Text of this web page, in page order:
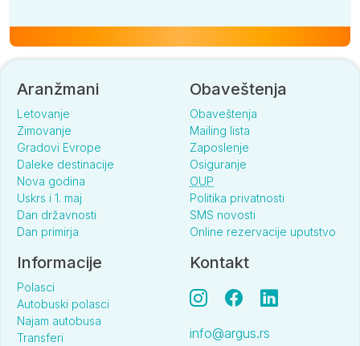
Aranžmani
Letovanje
Zimovanje
Gradovi Evrope
Daleke destinacije
Nova godina
Uskrs i 1. maj
Dan državnosti
Dan primirja
Obaveštenja
Obaveštenja
Mailing lista
Zaposlenje
Osiguranje
OUP
Politika privatnosti
SMS novosti
Online rezervacije uputstvo
Informacije
Polasci
Autobuski polasci
Najam autobusa
Transferi
Kontakt
info@argus.rs